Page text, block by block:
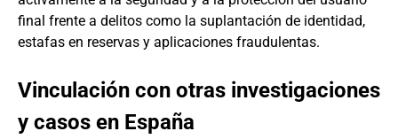
final frente a delitos como la suplantación de identidad,
estafas en reservas y aplicaciones fraudulentas.
Vinculación con otras investigaciones
y casos en España